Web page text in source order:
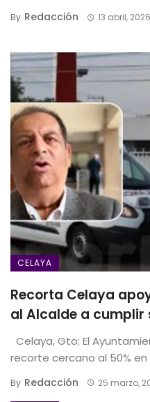
By Redacción 13 abril, 2026
CELAYA
Recorta Celaya
al Alcalde a cumplir
Celaya, Gto; El
recorte cercano al 50% en
By Redacción 25 marzo,